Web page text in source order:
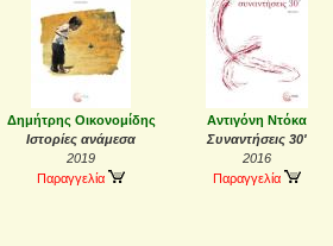
Δημήτρης Οικονομίδης
Ιστορίες ανάμεσα
2019
Παραγγελία
Αντιγόνη Ντόκα
Συναντήσεις 30'
2016
Παραγγελία